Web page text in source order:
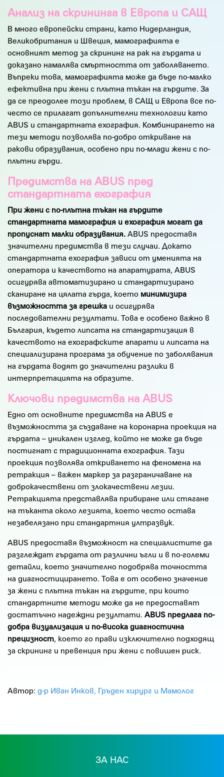
Анализ на скрининга в Европа и САЩ
В много европейски страни, като Нидерландия,
Великобритания и Швеция, мамографията е
основният метод за скрининг на рак на гърдата и
доказано намалява смъртността от заболяването.
Въпреки това, мамографията може да бъде по-малко
ефективна при жени с плътна тъкан на гърдите. За
да се преодолее този проблем, в САЩ и Европа все по-
често се прилагат допълнителни технологии като
ABUS и стандартната ехография. Комбинирането на
тези методи позволява по-добро откриване на
ракови образувания, особено при по-млади жени с по-
плътни гърди.
Предимства на ABUS пред
стандартната ехография
При жени с по-плътна тъкан на гърдите
стандартната мамография и ехография могат да
пропуснат малки образувания. ABUS предоставя
значителни предимства в тези случаи. Докато
стандартната ехография зависи от уменията на
оператора и качеството на апаратурата, ABUS
осигурява автоматизирано и стандартизирано
сканиране на цялата гърда, което минимизира
възможността за грешка и осигурява
последователни резултати. Това е особено важно в
България, където липсата на стандартизация в
качеството на ехографските апарати и липсата на
специализирана програма за обучение по заболявания
на гърдата водят до значителни разлики в
интерпретацията на образите.
Ключови предимства на ABUS
Едно от основните предимства на ABUS е
възможността за създаване на коронарна проекция на
гърдата – уникален изглед, който не може да бъде
постигнат с традиционната ехография. Тази
проекция позволява откриването на феномена на
ретракция – важен маркер за разграничаване на
доброкачествени от злокачествени лезии.
Ретракцията представлява прибиране или стягане
на тъканта около лезията, което често остава
незабелязано при стандартния ултразвук.
ABUS предоставя възможност на специалистите да
разглеждат гърдата от различни ъгли и в по-големи
детайли, което значително подобрява точността
на диагностицирането. Това е от особено значение
за жени с плътна тъкан на гърдите, при които
стандартните методи може да не предоставят
достатъчно надеждни резултати. ABUS предлага по-
добра визуализация и по-висока диагностична
прецизност, което го прави изключително подходящ
за скрининг и превенция при жени с повишен риск.
Автор: д-р Иван Инков, Гръден хирург и Мамолог
ЗА НАС